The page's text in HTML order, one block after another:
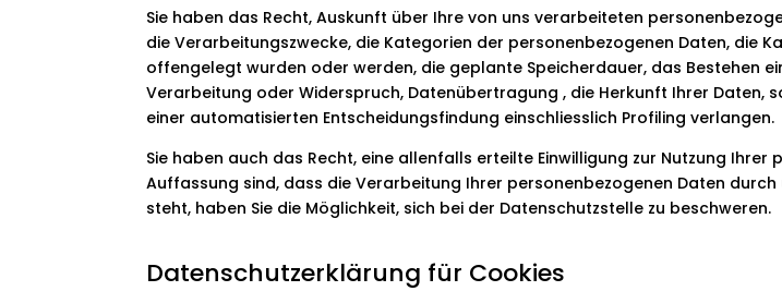
Sie haben das Recht, Auskunft über Ihre von uns verarbeiteten
die Verarbeitungszwecke, die Kategorien der personenbezogenen Daten, die
offengelegt wurden oder werden, die geplante Speicherdauer, das Bestehen
Verarbeitung oder Widerspruch, Datenübertragung , die Herkunft Ihrer Daten,
einer automatisierten Entscheidungsfindung einschliesslich Profiling verlangen.
Sie haben auch das Recht, eine allenfalls erteilte Einwilligung zur Nutzung
Auffassung sind, dass die Verarbeitung Ihrer personenbezogenen Daten
steht, haben Sie die Möglichkeit, sich bei der Datenschutzstelle zu beschweren.
Datenschutzerklärung für Cookies